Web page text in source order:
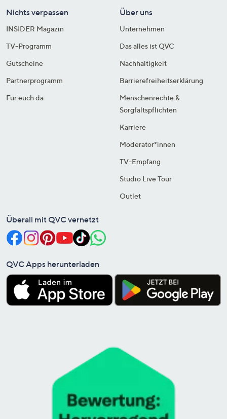
Nichts verpassen
INSIDER Magazin
TV-Programm
Gutscheine
Partnerprogramm
Für euch da
Über uns
Unternehmen
Das alles ist QVC
Nachhaltigkeit
Barrierefreiheitserklärung
Menschenrechte &
Sorgfaltspflichten
Karriere
Moderator*innen
TV-Empfang
Studio Live Tour
Outlet
Überall mit QVC vernetzt
QVC Apps herunterladen